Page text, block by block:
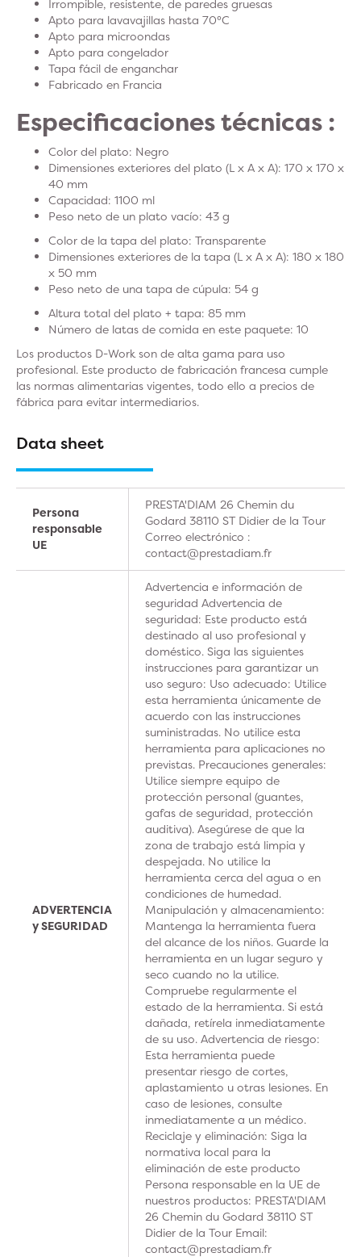
Irrompible, resistente, de paredes gruesas
Apto para lavavajillas hasta 70°C
Apto para microondas
Apto para congelador
Tapa fácil de enganchar
Fabricado en Francia
Especificaciones técnicas :
Color del plato: Negro
Dimensiones exteriores del plato (L x A x A): 170 x 170 x
40 mm
Capacidad: 1100 ml
Peso neto de un plato vacío: 43 g
Color de la tapa del plato: Transparente
Dimensiones exteriores de la tapa (L x A x A): 180 x 180
x 50 mm
Peso neto de una tapa de cúpula: 54 g
Altura total del plato + tapa: 85 mm
Número de latas de comida en este paquete: 10
Los productos D-Work son de alta gama para uso
profesional. Este producto de fabricación francesa cumple
las normas alimentarias vigentes, todo ello a precios de
fábrica para evitar intermediarios.
Data sheet
Persona
responsable
UE
PRESTA'DIAM 26 Chemin du
Godard 38110 ST Didier de la Tour
Correo electrónico :
contact@prestadiam.fr
ADVERTENCIA
y SEGURIDAD
Advertencia e información de
seguridad Advertencia de
seguridad: Este producto está
destinado al uso profesional y
doméstico. Siga las siguientes
instrucciones para garantizar un
uso seguro: Uso adecuado: Utilice
esta herramienta únicamente de
acuerdo con las instrucciones
suministradas. No utilice esta
herramienta para aplicaciones no
previstas. Precauciones generales:
Utilice siempre equipo de
protección personal (guantes,
gafas de seguridad, protección
auditiva). Asegúrese de que la
zona de trabajo está limpia y
despejada. No utilice la
herramienta cerca del agua o en
condiciones de humedad.
Manipulación y almacenamiento:
Mantenga la herramienta fuera
del alcance de los niños. Guarde la
herramienta en un lugar seguro y
seco cuando no la utilice.
Compruebe regularmente el
estado de la herramienta. Si está
dañada, retírela inmediatamente
de su uso. Advertencia de riesgo:
Esta herramienta puede
presentar riesgo de cortes,
aplastamiento u otras lesiones. En
caso de lesiones, consulte
inmediatamente a un médico.
Reciclaje y eliminación: Siga la
normativa local para la
eliminación de este producto
Persona responsable en la UE de
nuestros productos: PRESTA'DIAM
26 Chemin du Godard 38110 ST
Didier de la Tour Email:
contact@prestadiam.fr